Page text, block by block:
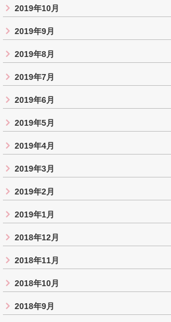
2019年10月
2019年9月
2019年8月
2019年7月
2019年6月
2019年5月
2019年4月
2019年3月
2019年2月
2019年1月
2018年12月
2018年11月
2018年10月
2018年9月